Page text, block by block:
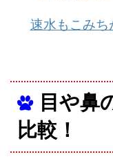
速水もこみち
目や鼻
比較！